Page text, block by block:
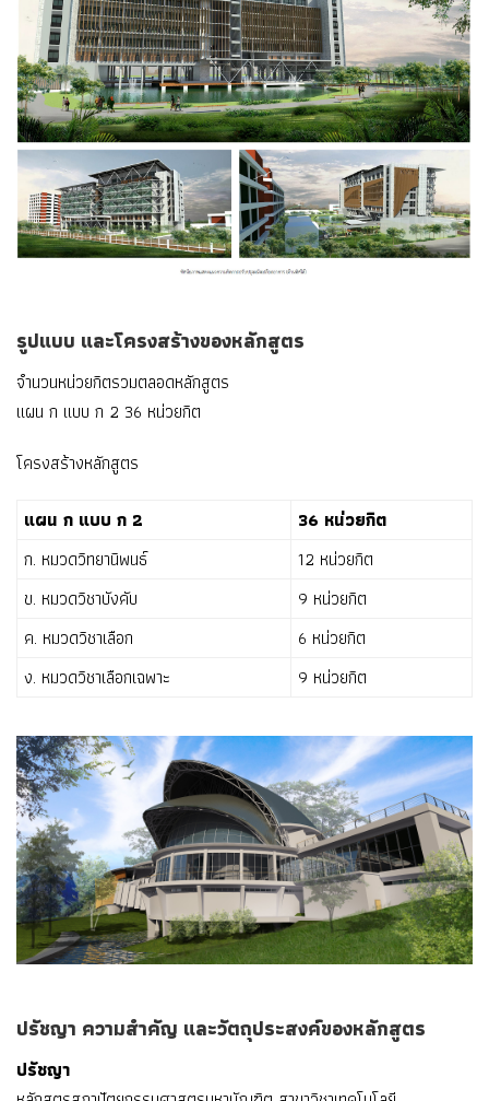
รูปแบบ และโครงสร้างของหลักสูตร
จำนวนหน่วยกิตรวมตลอดหลักสูตร
แผน ก แบบ ก 2 36 หน่วยกิต
โครงสร้างหลักสูตร
แผน ก แบบ ก 2
36 หน่วยกิต
ก. หมวดวิทยานิพนธ์
12 หน่วยกิต
ข. หมวดวิชาบังคับ
9 หน่วยกิต
ค. หมวดวิชาเลือก
6 หน่วยกิต
ง. หมวดวิชาเลือกเฉพาะ
9 หน่วยกิต
ปรัชญา ความสำคัญ และวัตถุประสงค์ของหลักสูตร
ปรัชญา